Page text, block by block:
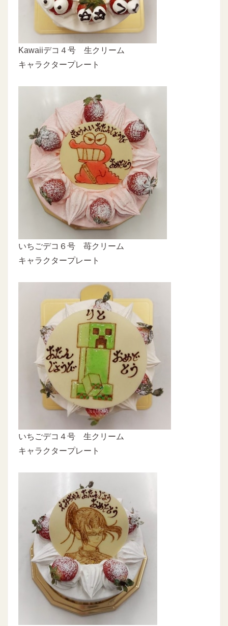
Kawaiiデコ４号 生クリーム
キャラクタープレート
いちごデコ６号 苺クリーム
キャラクタープレート
いちごデコ４号 生クリーム
キャラクタープレート